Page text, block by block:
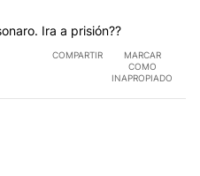
Ira a prisión??
COMPARTIR
MARCAR
COMO
INAPROPIADO